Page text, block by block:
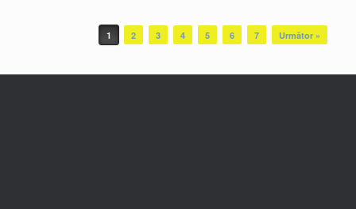
Post navigation 1 2 3 4 5 6 7 Următor »